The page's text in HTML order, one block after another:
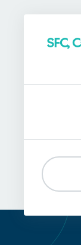
SFC,